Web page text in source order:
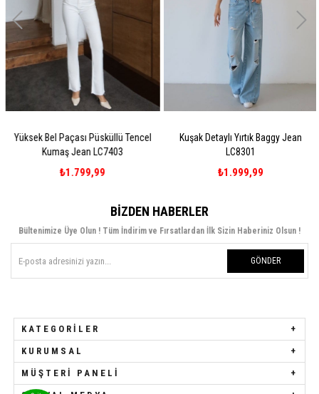
Yüksek Bel Paçası Püsküllü Tencel
Kumaş Jean LC7403
₺1.799,99
Kuşak Detaylı Yırtık Baggy Jean
LC8301
₺1.999,99
BIZDEN HABERLER
Bültenimize Üye Olun ! Tüm İndirim ve Fırsatlardan İlk Sizin Haberiniz Olsun !
GÖNDER
KATEGORILER
KURUMSAL
MÜŞTERI PANELI